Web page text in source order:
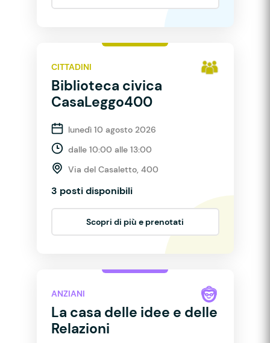
CITTADINI
Biblioteca civica
CasaLeggo400
lunedì 10 agosto 2026
dalle 10:00 alle 13:00
Via del Casaletto, 400
3 posti disponibili
Scopri di più e prenotati
ANZIANI
La casa delle idee e delle
Relazioni